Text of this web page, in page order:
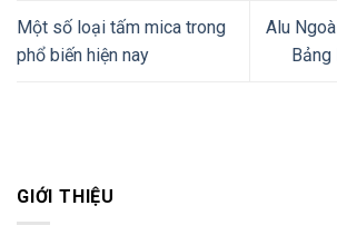
GIỚI THIỆU
Một số loại tấm mica trong
phổ biến hiện nay
Alu
Bảng